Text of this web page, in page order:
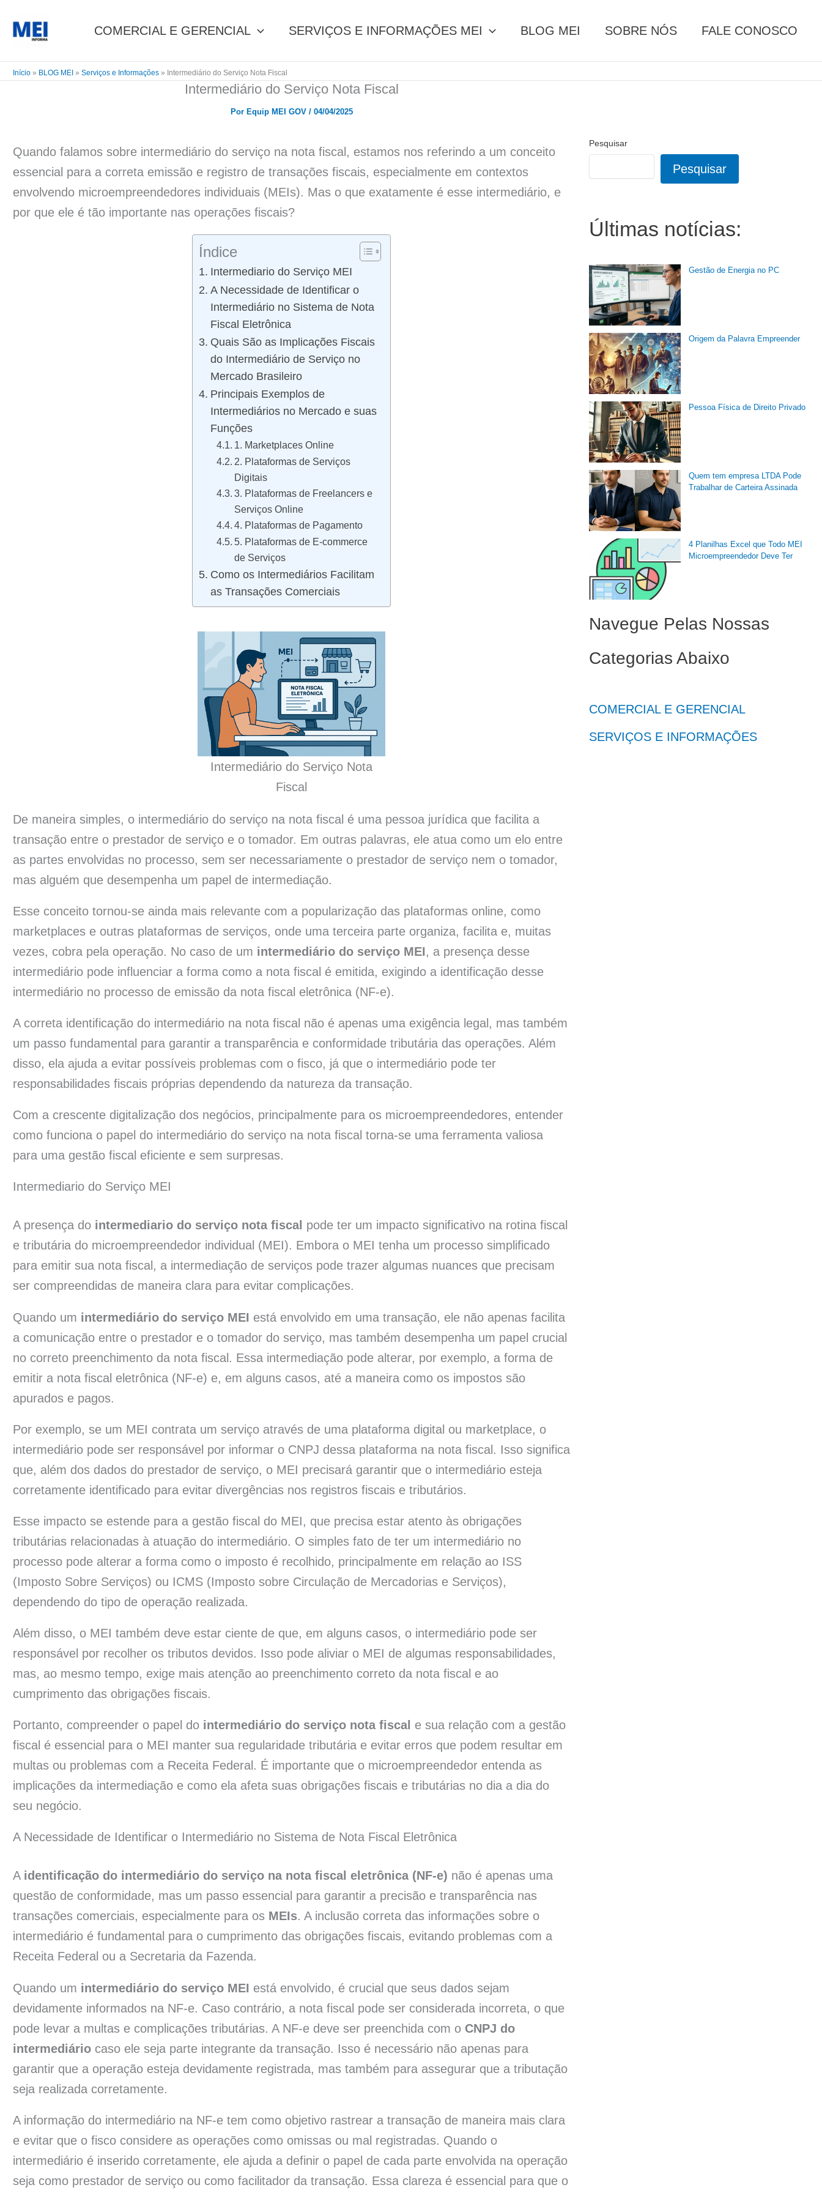
para
conteúdo
COMERCIAL E GERENCIAL SERVIÇOS E INFORMAÇÕES MEI BLOG MEI SOBRE NÓS FALE CONOSCO
Início » BLOG MEI » Serviços e Informações » Intermediário do Serviço Nota Fiscal
Intermediário do Serviço Nota Fiscal
Por Equip MEI GOV / 04/04/2025
Quando falamos sobre intermediário do serviço na nota fiscal, estamos nos referindo a um conceito
essencial para a correta emissão e registro de transações fiscais, especialmente em contextos
envolvendo microempreendedores individuais (MEIs). Mas o que exatamente é esse intermediário, e
por que ele é tão importante nas operações fiscais?
Índice
Intermediario do Serviço MEI
A Necessidade de Identificar o
Intermediário no Sistema de Nota
Fiscal Eletrônica
Quais São as Implicações Fiscais
do Intermediário de Serviço no
Mercado Brasileiro
Principais Exemplos de
Intermediários no Mercado e suas
Funções
1. Marketplaces Online
2. Plataformas de Serviços
Digitais
3. Plataformas de Freelancers e
Serviços Online
4. Plataformas de Pagamento
5. Plataformas de E-commerce
de Serviços
Como os Intermediários Facilitam
as Transações Comerciais
Intermediário do Serviço Nota
Fiscal
De maneira simples, o intermediário do serviço na nota fiscal é uma pessoa jurídica que facilita a
transação entre o prestador de serviço e o tomador. Em outras palavras, ele atua como um elo entre
as partes envolvidas no processo, sem ser necessariamente o prestador de serviço nem o tomador,
mas alguém que desempenha um papel de intermediação.
Esse conceito tornou-se ainda mais relevante com a popularização das plataformas online, como
marketplaces e outras plataformas de serviços, onde uma terceira parte organiza, facilita e, muitas
vezes, cobra pela operação. No caso de um intermediário do serviço MEI, a presença desse
intermediário pode influenciar a forma como a nota fiscal é emitida, exigindo a identificação desse
intermediário no processo de emissão da nota fiscal eletrônica (NF-e).
A correta identificação do intermediário na nota fiscal não é apenas uma exigência legal, mas também
um passo fundamental para garantir a transparência e conformidade tributária das operações. Além
disso, ela ajuda a evitar possíveis problemas com o fisco, já que o intermediário pode ter
responsabilidades fiscais próprias dependendo da natureza da transação.
Com a crescente digitalização dos negócios, principalmente para os microempreendedores, entender
como funciona o papel do intermediário do serviço na nota fiscal torna-se uma ferramenta valiosa
para uma gestão fiscal eficiente e sem surpresas.
Intermediario do Serviço MEI
A presença do intermediario do serviço nota fiscal pode ter um impacto significativo na rotina fiscal
e tributária do microempreendedor individual (MEI). Embora o MEI tenha um processo simplificado
para emitir sua nota fiscal, a intermediação de serviços pode trazer algumas nuances que precisam
ser compreendidas de maneira clara para evitar complicações.
Quando um intermediário do serviço MEI está envolvido em uma transação, ele não apenas facilita
a comunicação entre o prestador e o tomador do serviço, mas também desempenha um papel crucial
no correto preenchimento da nota fiscal. Essa intermediação pode alterar, por exemplo, a forma de
emitir a nota fiscal eletrônica (NF-e) e, em alguns casos, até a maneira como os impostos são
apurados e pagos.
Por exemplo, se um MEI contrata um serviço através de uma plataforma digital ou marketplace, o
intermediário pode ser responsável por informar o CNPJ dessa plataforma na nota fiscal. Isso significa
que, além dos dados do prestador de serviço, o MEI precisará garantir que o intermediário esteja
corretamente identificado para evitar divergências nos registros fiscais e tributários.
Esse impacto se estende para a gestão fiscal do MEI, que precisa estar atento às obrigações
tributárias relacionadas à atuação do intermediário. O simples fato de ter um intermediário no
processo pode alterar a forma como o imposto é recolhido, principalmente em relação ao ISS
(Imposto Sobre Serviços) ou ICMS (Imposto sobre Circulação de Mercadorias e Serviços),
dependendo do tipo de operação realizada.
Além disso, o MEI também deve estar ciente de que, em alguns casos, o intermediário pode ser
responsável por recolher os tributos devidos. Isso pode aliviar o MEI de algumas responsabilidades,
mas, ao mesmo tempo, exige mais atenção ao preenchimento correto da nota fiscal e ao
cumprimento das obrigações fiscais.
Portanto, compreender o papel do intermediário do serviço nota fiscal e sua relação com a gestão
fiscal é essencial para o MEI manter sua regularidade tributária e evitar erros que podem resultar em
multas ou problemas com a Receita Federal. É importante que o microempreendedor entenda as
implicações da intermediação e como ela afeta suas obrigações fiscais e tributárias no dia a dia do
seu negócio.
A Necessidade de Identificar o Intermediário no Sistema de Nota Fiscal Eletrônica
A identificação do intermediário do serviço na nota fiscal eletrônica (NF-e) não é apenas uma
questão de conformidade, mas um passo essencial para garantir a precisão e transparência nas
transações comerciais, especialmente para os MEIs. A inclusão correta das informações sobre o
intermediário é fundamental para o cumprimento das obrigações fiscais, evitando problemas com a
Receita Federal ou a Secretaria da Fazenda.
Quando um intermediário do serviço MEI está envolvido, é crucial que seus dados sejam
devidamente informados na NF-e. Caso contrário, a nota fiscal pode ser considerada incorreta, o que
pode levar a multas e complicações tributárias. A NF-e deve ser preenchida com o CNPJ do
intermediário caso ele seja parte integrante da transação. Isso é necessário não apenas para
garantir que a operação esteja devidamente registrada, mas também para assegurar que a tributação
seja realizada corretamente.
A informação do intermediário na NF-e tem como objetivo rastrear a transação de maneira mais clara
e evitar que o fisco considere as operações como omissas ou mal registradas. Quando o
intermediário é inserido corretamente, ele ajuda a definir o papel de cada parte envolvida na operação
seja como prestador de serviço ou como facilitador da transação. Essa clareza é essencial para que o
Pesquisar
Pesquisar
Últimas notícias:
Gestão de Energia no PC
Origem da Palavra Empreender
Pessoa Física de Direito Privado
Quem tem empresa LTDA Pode
Trabalhar de Carteira Assinada
4 Planilhas Excel que Todo MEI
Microempreendedor Deve Ter
Navegue Pelas Nossas
Categorias Abaixo
COMERCIAL E GERENCIAL
SERVIÇOS E INFORMAÇÕES